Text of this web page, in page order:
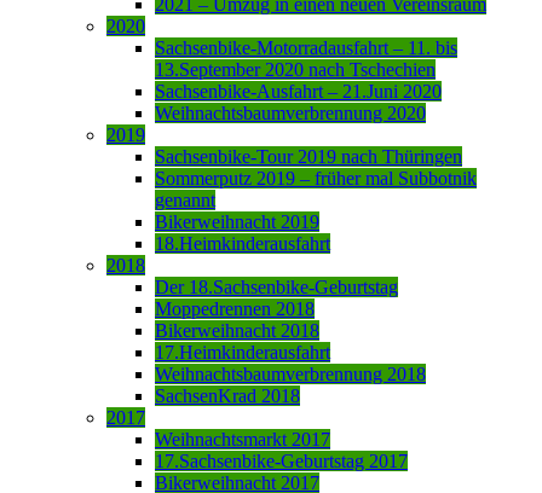
2020
Sachsenbike-Motorradausfahrt – 11. bis
13.September 2020 nach Tschechien
Sachsenbike-Ausfahrt – 21.Juni 2020
Weihnachtsbaumverbrennung 2020
2019
Sachsenbike-Tour 2019 nach Thüringen
Sommerputz 2019 – früher mal Subbotnik
genannt
Bikerweihnacht 2019
18.Heimkinderausfahrt
2018
Der 18.Sachsenbike-Geburtstag
Moppedrennen 2018
Bikerweihnacht 2018
17.Heimkinderausfahrt
Weihnachtsbaumverbrennung 2018
SachsenKrad 2018
2017
Weihnachtsmarkt 2017
17.Sachsenbike-Geburtstag 2017
Bikerweihnacht 2017